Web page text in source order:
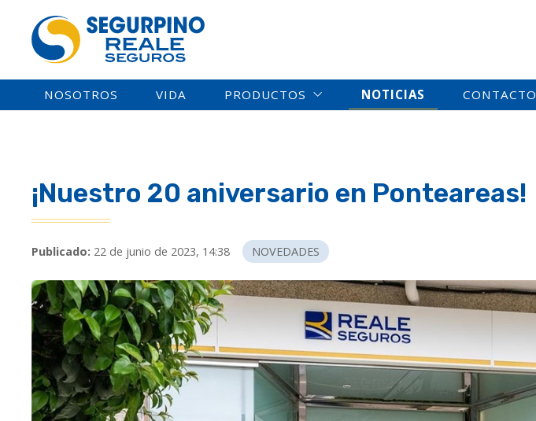
NOSOTROS VIDA PRODUCTOS NOTICIAS CONTACTO
¡Nuestro 20 aniversario en Ponteareas!
Publicado: 22 de junio de 2023, 14:38 NOVEDADES